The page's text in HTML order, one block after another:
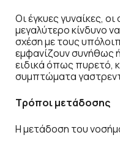
Οι έγκυες γυναίκες,
μεγαλύτερο κίνδυνο
σχέση με τους
εμφανίζουν συνήθως
ειδικά όπως πυρετό,
συμπτώματα
Τρόποι μετάδοσης
Η μετάδοση του